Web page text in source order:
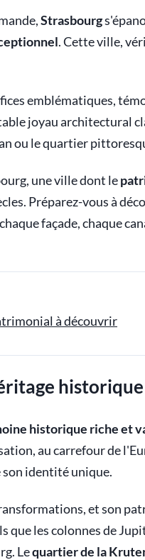
Strasbourg
. Cette ville,
emblématiques,
joyau architectural
ou le quartier
une ville dont le
Préparez-vous à
façade, chaque
à découvrir
historique
historique riche et
au carrefour de
identité unique.
et son
que les colonnes de
Lequartier de la